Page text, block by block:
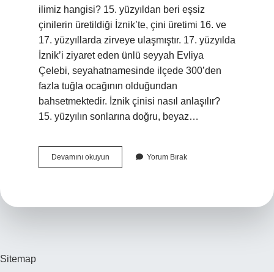
ilimiz hangisi? 15. yüzyıldan beri eşsiz
çinilerin üretildiği İznik’te, çini üretimi 16. ve
17. yüzyıllarda zirveye ulaşmıştır. 17. yüzyılda
İznik’i ziyaret eden ünlü seyyah Evliya
Çelebi, seyahatnamesinde ilçede 300’den
fazla tuğla ocağının olduğundan
bahsetmektedir. İznik çinisi nasıl anlaşılır?
15. yüzyılın sonlarına doğru, beyaz…
Devamını okuyun
İZnik
Yorum Bırak
Sitemap